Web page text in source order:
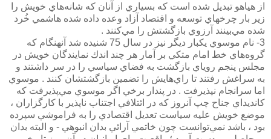
از هياهو تبديل شده است كه بسياري از آنان كه شانه‌هاي خويش را
زير بار چرخهاي توسعه و اقتصاد آزاد وعده داده شده هاشمي خُرد
شده ‌مي‌بينند آرزوي بازگشتش را مي‌كنند .
3- نام موسوي يكبار ديگر نيز در سال 75 شنيده شد آنهنگام كه
گروه‌هاي خط امام متكي بر آمار هر چند اندك نمايندگان خويش در
مجلس پنجم روياي بازگشت به فضاي سياسي را در سر داشتند و
به سراغش رفتند تا راي‌هايش را تضمين بازگشتشان كنند . موسوي
اما سرانجام نپذيرفت . در پندار برخي اگر موسوي مي‌پذيرفت كه
كانديداي جناح چپ آنروز كه در ائتلافي اجتناب ناپذير با كارگزاران ،
موضع خويش عليه سياست تعديل اقتصادي را به فراموشي سپرده
بود ، باشد نمي‌توانست چون خاتمي آرائي بدان انبوهي - و البته بدان